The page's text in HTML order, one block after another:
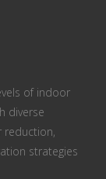
of indoor
diverse
reduction,
strategies